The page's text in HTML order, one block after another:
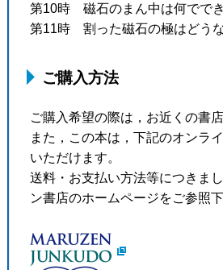
第10時 磁石のまん中は何でで
第11時 割った磁石の極はどう
ご購入方法
ご購入希望の際は，お近くの書
また，この本は，下記のオンラ
いただけます。
送料・お支払い方法等につきま
ン書店のホームページをご参照下